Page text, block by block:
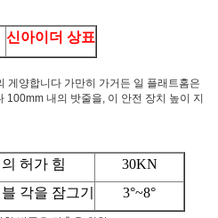
신아이더 상표
게양합니다 가만히 가거든 일 플래트홈은
내의 밧줄을, 이 안전 장치 높이 지
허가 힘
30KN
각을 잠그기
3°~8°